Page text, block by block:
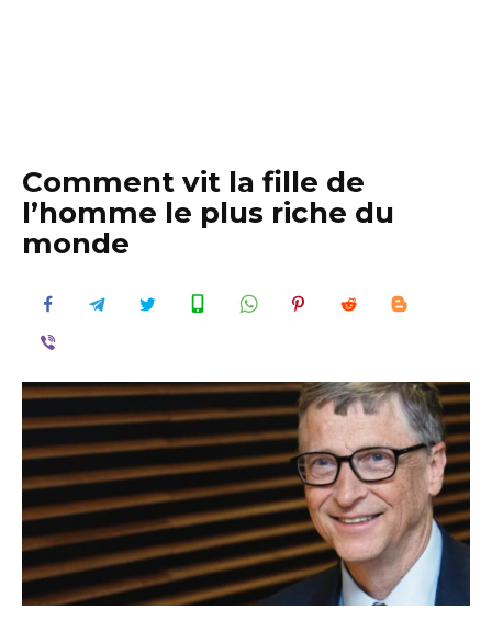
Comment vit la fille de
l’homme le plus riche du
monde